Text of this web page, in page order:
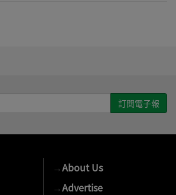
→About Us
→Advertise